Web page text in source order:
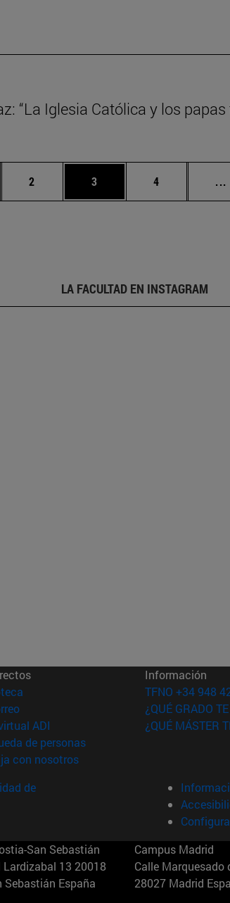
“La Iglesia Católica y los
Página
2 Página
3 Página
4 ...
LA FACULTAD EN INSTAGRAM
(abre en nueva ventana)
(abre en nueva ventana)
ADI (abre en nueva ventana)
de personas(abre en nueva ventana)
con nosotros(abre en nueva ventana)
Información
TFNO +34 948
¿QUÉ GRADO
¿QUÉ MÁSTER
de
San Sebastián
Lardizabal 13 20018
Sebastián España
Campus Madrid
Calle Marquesado
28027 Madrid